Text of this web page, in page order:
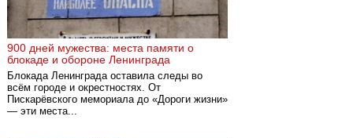
900 дней мужества: места памяти о
блокаде и обороне Ленинграда
Блокада Ленинграда оставила следы во
всём городе и окрестностях. От
Пискарёвского мемориала до «Дороги жизни»
— эти места...